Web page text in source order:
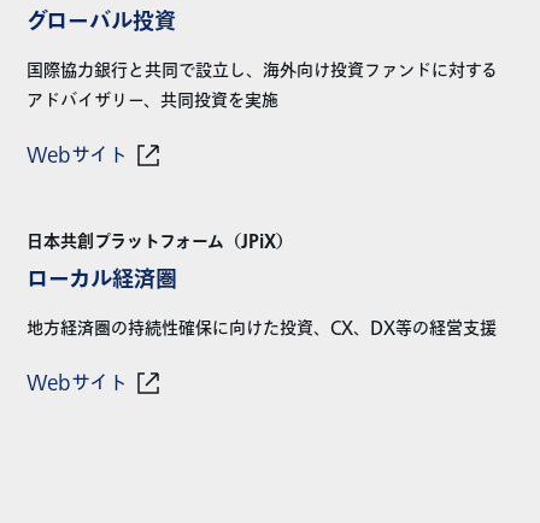
グローバル投資
国際協力銀行と共同で設立し、海外向け投資ファンドに対する
アドバイザリー、共同投資を実施
Webサイト
ローカル経済圏
日本共創プラットフォーム（JPiX）
地方経済圏の持続性確保に向けた投資、CX、DX等の経営支援
Webサイト